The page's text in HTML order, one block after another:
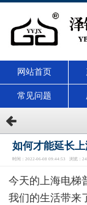
网站首页
常见问题
如何才能延长
时间：2022-06-08 09:44:53 浏览：
今天的上海电梯
我们的生活带来